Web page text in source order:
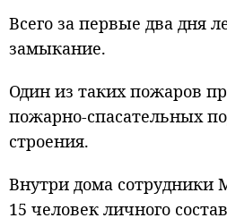
Всего за первые два дня
замыкание.
Один из таких пожаров
пожарно-спасательных
строения.
Внутри дома
15 человек личного